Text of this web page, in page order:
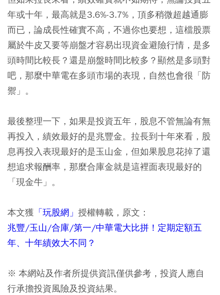
年或十年，最高就是3.6%-3.7%，頂多稍微超越通膨
而已，論成長性確實不高，不過你也要想，這檔股票
屬於牛皮又要等崩盤才容易出現資金避險行情，是多
頭時間比較長？還是崩盤時間比較多？顯然是多頭對
吧，那麼中華電在多頭市場的表現，自然也會很「防
禦」。
最後整理一下，如果是投資五年，股息不管無論有無
再投入，績效最好的是兆豐金。拉長到十年來看，股
息再投入表現最好的是玉山金，但如果股息花掉了還
想追求報酬率，那麼合庫金就是這裡面表現最好的
「現金牛」。
本文獲 「玩股網」 授權轉載，原文：
兆豐/玉山/合庫/第一/中華電大比拼！定期定額五
年、十年績效大不同？
※ 本網站及作者所提供資訊僅供參考，投資人應自
行承擔投資風險及投資結果。